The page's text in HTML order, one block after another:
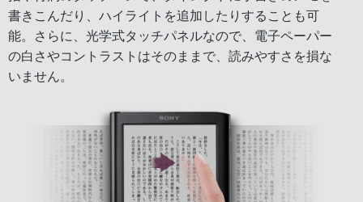
書きこんだり、ハイライトを追加したりすることも可
能。さらに、光学式タッチパネルなので、電子ペーパー
の白さやコントラストはそのままで、読みやすさを損な
いません。